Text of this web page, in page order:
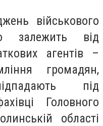
військового
залежить від
агентів –
громадян,
під
Головного
області